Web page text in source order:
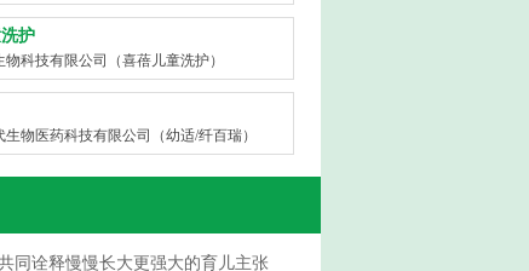
护
物科技有限公司（喜蓓儿童洗护）
生物医药科技有限公司（幼适/纤百瑞）
同诠释慢慢长大更强大的育儿主张